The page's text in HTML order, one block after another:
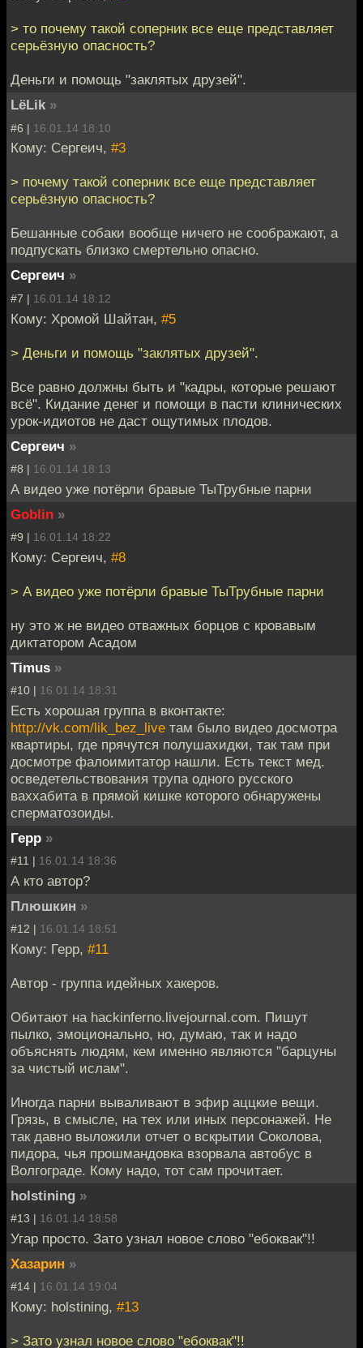
> то почему такой соперник все еще представляет
серьёзную опасность?
Деньги и помощь "заклятых друзей".
LёLik »
#6 | 16.01.14 18:10
Кому: Сергеич, #3
> почему такой соперник все еще представляет
серьёзную опасность?
Бешанные собаки вообще ничего не соображают, а
подпускать близко смертельно опасно.
Сергеич »
#7 | 16.01.14 18:12
Кому: Хромой Шайтан, #5
> Деньги и помощь "заклятых друзей".
Все равно должны быть и "кадры, которые решают
всё". Кидание денег и помощи в пасти клинических
урок-идиотов не даст ощутимых плодов.
Сергеич »
#8 | 16.01.14 18:13
А видео уже потёрли бравые ТыТрубные парни
Goblin »
#9 | 16.01.14 18:22
Кому: Сергеич, #8
> А видео уже потёрли бравые ТыТрубные парни
ну это ж не видео отважных борцов с кровавым
диктатором Асадом
Timus »
#10 | 16.01.14 18:31
Есть хорошая группа в вконтакте:
http://vk.com/lik_bez_live там было видео досмотра
квартиры, где прячутся полушахидки, так там при
досмотре фалоимитатор нашли. Есть текст мед.
осведетельствования трупа одного русского
ваххабита в прямой кишке которого обнаружены
сперматозоиды.
Герр »
#11 | 16.01.14 18:36
А кто автор?
Плюшкин »
#12 | 16.01.14 18:51
Кому: Герр, #11
Автор - группа идейных хакеров.
Обитают на hackinferno.livejournal.com. Пишут
пылко, эмоционально, но, думаю, так и надо
объяснять людям, кем именно являются "барцуны
за чистый ислам".
Иногда парни вываливают в эфир аццкие вещи.
Грязь, в смысле, на тех или иных персонажей. Не
так давно выложили отчет о вскрытии Соколова,
пидора, чья прошмандовка взорвала автобус в
Волгограде. Кому надо, тот сам прочитает.
holstining »
#13 | 16.01.14 18:58
Угар просто. Зато узнал новое слово "ебоквак"!!
Хазарин »
#14 | 16.01.14 19:04
Кому: holstining, #13
> Зато узнал новое слово "ебоквак"!!